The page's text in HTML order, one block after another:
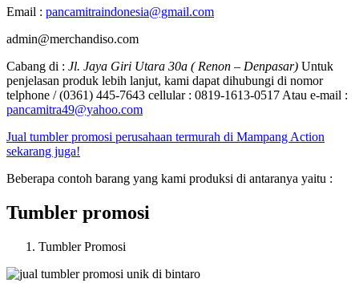
Email : pancamitraindonesia@gmail.com
admin@merchandiso.com
Cabang di : Jl. Jaya Giri Utara 30a ( Renon – Denpasar) Untuk
penjelasan produk lebih lanjut, kami dapat dihubungi di nomor
telphone / (0361) 445-7643 cellular : 0819-1613-0517 Atau e-mail :
pancamitra49@yahoo.com
Jual tumbler promosi perusahaan termurah di Mampang Action
sekarang juga!
Beberapa contoh barang yang kami produksi di antaranya yaitu :
Tumbler promosi
Tumbler Promosi